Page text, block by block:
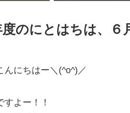
のにとはちは、６
んにちはー＼(^o^)／
すよー！！